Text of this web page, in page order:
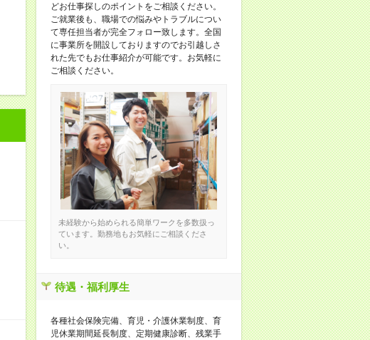
どお仕事探しのポイントをご相談ください。
ご就業後も、職場での悩みやトラブルについ
て専任担当者が完全フォロー致します。全国
に事業所を開設しておりますのでお引越しさ
れた先でもお仕事紹介が可能です。お気軽に
ご相談ください。
未経験から始められる簡単ワークを多数扱っ
ています。勤務地もお気軽にご相談くださ
い。
待遇・福利厚生
各種社会保険完備、育児・介護休業制度、育
児休業期間延長制度、定期健康診断、残業手